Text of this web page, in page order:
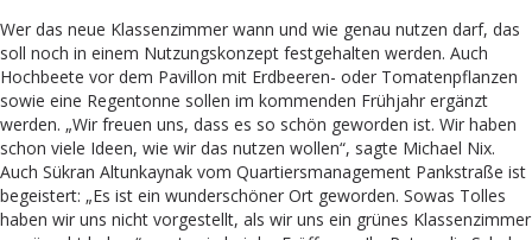
Wer das neue Klassenzimmer wann und wie genau nutzen darf, das
soll noch in einem Nutzungskonzept festgehalten werden. Auch
Hochbeete vor dem Pavillon mit Erdbeeren- oder Tomatenpflanzen
sowie eine Regentonne sollen im kommenden Frühjahr ergänzt
werden. „Wir freuen uns, dass es so schön geworden ist. Wir haben
schon viele Ideen, wie wir das nutzen wollen“, sagte Michael Nix.
Auch Sükran Altunkaynak vom Quartiersmanagement Pankstraße ist
begeistert: „Es ist ein wunderschöner Ort geworden. Sowas Tolles
haben wir uns nicht vorgestellt, als wir uns ein grünes Klassenzimmer